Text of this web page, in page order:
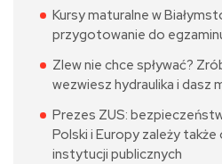
Kursy maturalne w
przygotowanie do
Zlew nie chce spływać?
wezwiesz hydraulika i dasz
Prezes ZUS:
Polski i Europy zależy także
instytucji publicznych